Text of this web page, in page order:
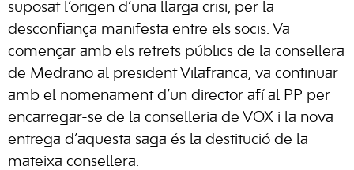
suposat l’origen d’una llarga crisi, per la
desconfiança manifesta entre els socis. Va
començar amb els retrets públics de la consellera
de Medrano al president Vilafranca, va continuar
amb el nomenament d’un director afí al PP per
encarregar-se de la conselleria de VOX i la nova
entrega d’aquesta saga és la destitució de la
mateixa consellera.